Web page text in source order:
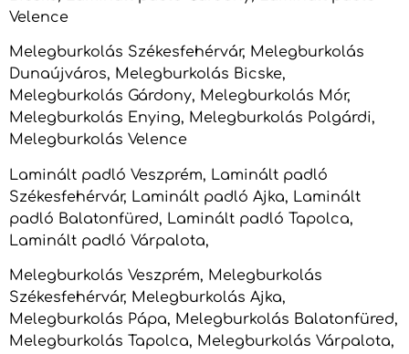
Velence
Melegburkolás Székesfehérvár, Melegburkolás
Dunaújváros, Melegburkolás Bicske,
Melegburkolás Gárdony, Melegburkolás Mór,
Melegburkolás Enying, Melegburkolás Polgárdi,
Melegburkolás Velence
Laminált padló Veszprém, Laminált padló
Székesfehérvár, Laminált padló Ajka, Laminált
padló Balatonfüred, Laminált padló Tapolca,
Laminált padló Várpalota,
Melegburkolás Veszprém, Melegburkolás
Székesfehérvár, Melegburkolás Ajka,
Melegburkolás Pápa, Melegburkolás Balatonfüred,
Melegburkolás Tapolca, Melegburkolás Várpalota,